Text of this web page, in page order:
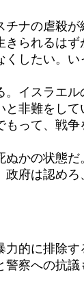
ナの虐殺
られるは
したい。
イスラエ
非難をし
って、戦
かの状態
府は認め
的に排除
察への抗